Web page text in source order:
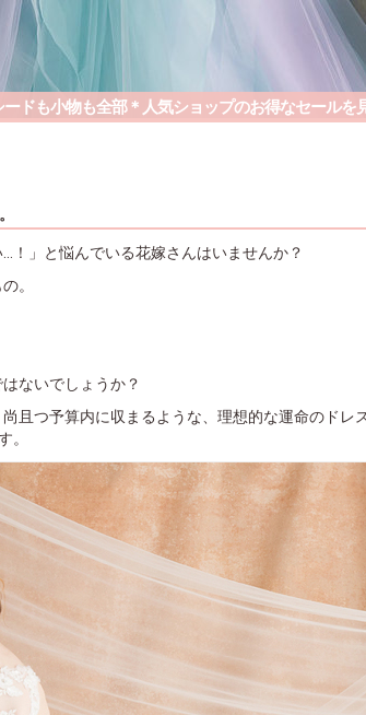
ードも小物も全部＊人気ショップのお得なセール
！」と悩んでいる花嫁さんはいませんか？
。
ないでしょうか？
且つ予算内に収まるような、理想的な運命のドレ
。